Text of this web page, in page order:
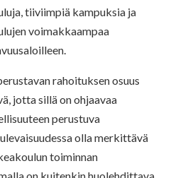
tiiviimpiä kampuksia ja
voimakkaampaa
rahoituksen osuus
jotta sillä on ohjaavaa
perustuva
olla merkittävä
toiminnan